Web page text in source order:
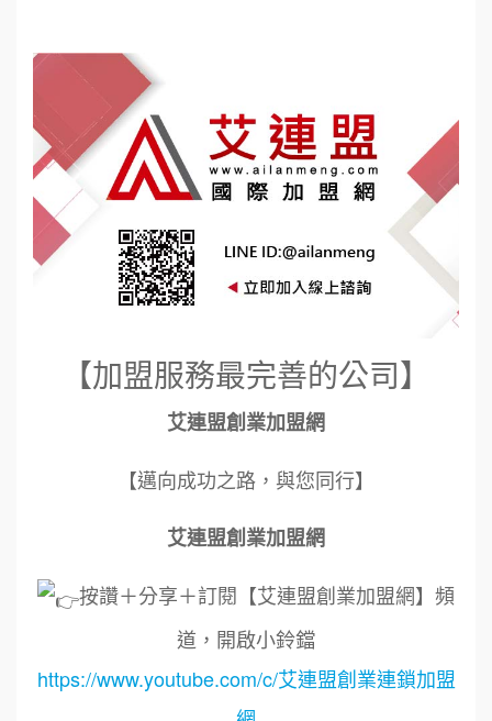
【加盟服務最完善的公司】
艾連盟創業加盟網
【邁向成功之路，與您同行】
艾連盟創業加盟網
按讚＋分享＋訂閱【艾連盟創業加盟網】頻
道，開啟小鈴鐺
https://www.youtube.com/c/艾連盟創業連鎖加盟